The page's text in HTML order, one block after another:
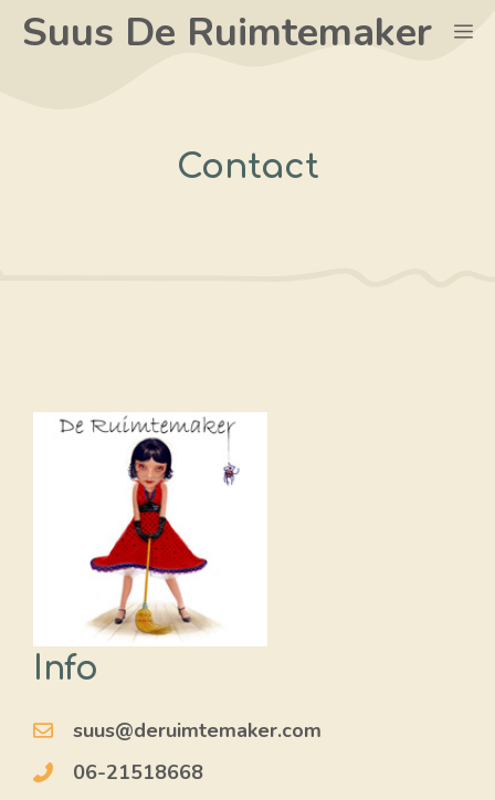
naarSuus De Ruimtemaker
Contact
Info
suus@deruimtemaker.com
06-21518668